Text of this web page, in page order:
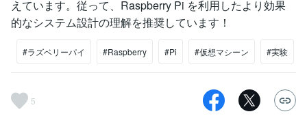
えています。従って、Raspberry Pi を利用したより効果
的なシステム設計の理解を推奨しています！
#ラズベリーパイ #Raspberry #Pi #仮想マシーン #実験
5